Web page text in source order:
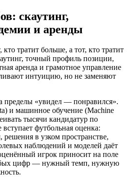
скаутинг,
и аренды
тратит больше, а тот, кто тратит
точный профиль позиции,
аренда и грамотное управление
интуицию, но не заменяют
пределы «увидел — понравился».
и машинное обучение (Machine
тысячи кандидатур по
футбольная оценка:
в узком пространстве,
наблюдений и моделей даёт
игрок приносит на поле
цифр — нужный темп, нужную